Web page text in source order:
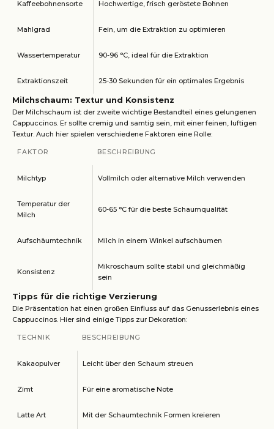
Kaffeebohnensorte Hochwertige, frisch geröstete Bohnen
Mahlgrad Fein, um die Extraktion zu optimieren
Wassertemperatur 90-96 °C, ideal für die Extraktion
Extraktionszeit 25-30 Sekunden für ein optimales Ergebnis
Milchschaum: Textur und Konsistenz
Der Milchschaum ist der zweite wichtige Bestandteil eines gelungenen
Cappuccinos. Er sollte cremig und samtig sein, mit einer feinen, luftigen
Textur. Auch hier spielen verschiedene Faktoren eine Rolle:
FAKTOR BESCHREIBUNG
Milchtyp Vollmilch oder alternative Milch verwenden
Temperatur der
Milch
60-65 °C für die beste Schaumqualität
Aufschäumtechnik Milch in einem Winkel aufschäumen
Konsistenz
Mikroschaum sollte stabil und gleichmäßig
sein
Tipps für die richtige Verzierung
Die Präsentation hat einen großen Einfluss auf das Genusserlebnis eines
Cappuccinos. Hier sind einige Tipps zur Dekoration:
TECHNIK BESCHREIBUNG
Kakaopulver Leicht über den Schaum streuen
Zimt Für eine aromatische Note
Latte Art Mit der Schaumtechnik Formen kreieren